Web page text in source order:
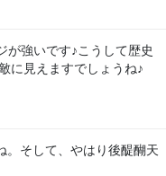
が強いです♪こうして歴史
に見えますでしょうね♪
。そして、やはり後醍醐天